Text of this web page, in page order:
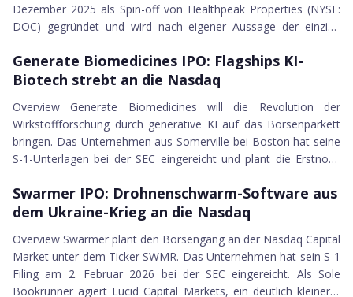
Braiin Ltd.
AGI
Jaguar Uranium Corp.
AgomAb Therapeutics
Once Upon a Farm PBC
SpyGlass Pharma Inc.
Bob's Discount Furniture Inc.
Eikon Therapeutics
Veradermics Inc.
Polaryx Therapeutics
Ethos Technologies Inc.
PicS N.V.
York Space Systems
Public Policy Holding Co.
Dezember 2025 als Spin-off von Healthpeak Properties (NYSE:
DOC) gegründet und wird nach eigener Aussage der einzige
Housing konzentriert. Die Erstnotiz soll an der NYSE unter dem
Ticker-Symbol JAN erfolgen, ausgegeben werden 37 Millionen
Die Story dahinter: Hea...
Generate Biomedicines IPO
Generate Biomedicines IPO: Flagships KI-
Biotech strebt an die Nasdaq
Overview Generate Biomedicines will die Revolution der
Wirkstoffforschung durch generative KI auf das Börsenparkett
bringen. Das Unternehmen aus Somerville bei Boston hat seine
S-1-Unterlagen bei der SEC eingereicht und plant die Erstnotiz
kein Zufall: Am 26. Januar 2026, wenige Tage vor dem Filing,
wurde der erste Patient in der entscheidenden Phase-3-Studie
an die Börse jetzt ...
Swarmer IPO
Swarmer IPO: Drohnenschwarm-Software aus
dem Ukraine-Krieg an die Nasdaq
Overview Swarmer plant den Börsengang an der Nasdaq Capital
Market unter dem Ticker SWMR. Das Unternehmen hat sein S-1
Filing am 2. Februar 2026 bei der SEC eingereicht. Als Sole
Bookrunner agiert Lucid Capital Markets, ein deutlich kleinerer